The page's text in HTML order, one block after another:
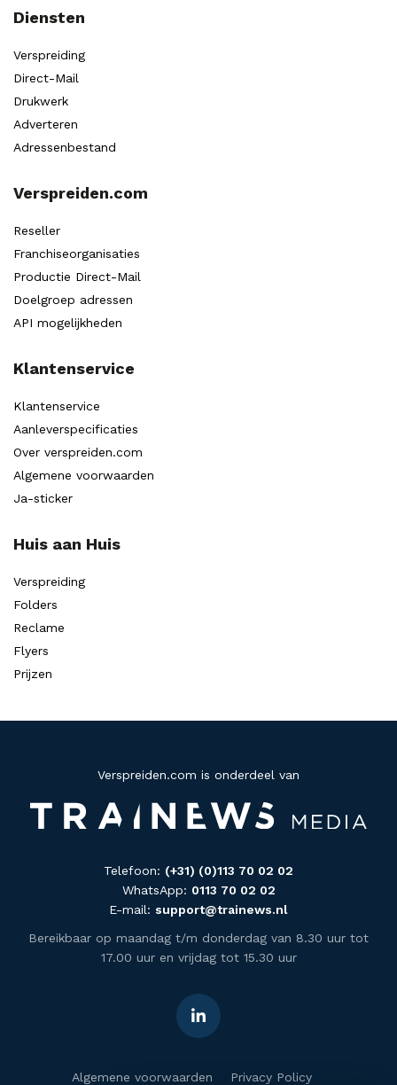
Diensten
Verspreiding
Direct-Mail
Drukwerk
Adverteren
Adressenbestand
Verspreiden.com
Reseller
Franchiseorganisaties
Productie Direct-Mail
Doelgroep adressen
API mogelijkheden
Klantenservice
Klantenservice
Aanleverspecificaties
Over verspreiden.com
Algemene voorwaarden
Ja-sticker
Huis aan Huis
Verspreiding
Folders
Reclame
Flyers
Prijzen
Verspreiden.com is onderdeel van
Telefoon: (+31) (0)113 70 02 02
WhatsApp: 0113 70 02 02
E-mail: support@trainews.nl
Bereikbaar op maandag t/m donderdag van 8.30 uur tot
17.00 uur en vrijdag tot 15.30 uur
Algemene voorwaarden Privacy Policy